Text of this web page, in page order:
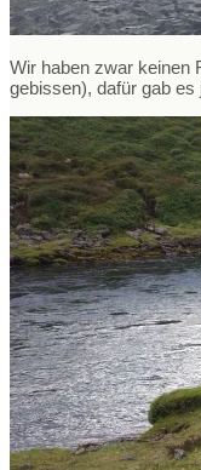
Wir haben zwar keinen
gebissen), dafür gab